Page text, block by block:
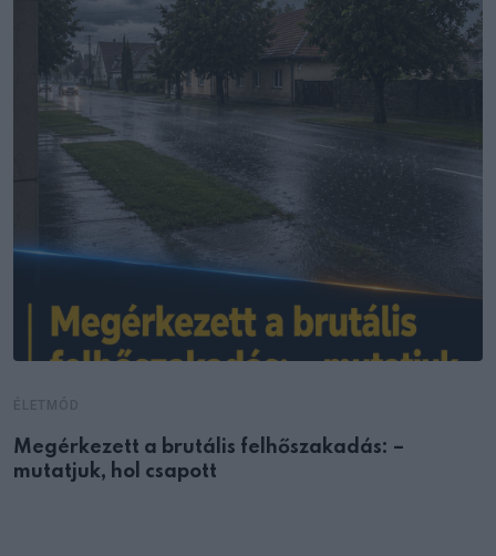
Megérkezett a brutális felhőszakadás: –
mutatjuk, hol csapott